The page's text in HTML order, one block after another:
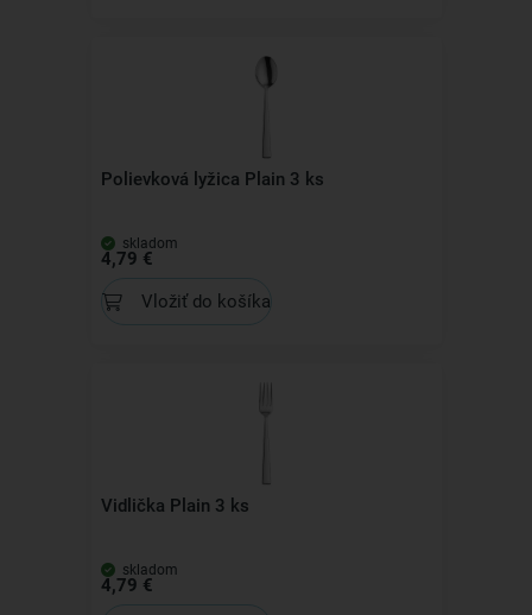
Polievková lyžica Plain 3 ks
skladom
4,79 €
Vložiť do košíka
Vidlička Plain 3 ks
skladom
4,79 €